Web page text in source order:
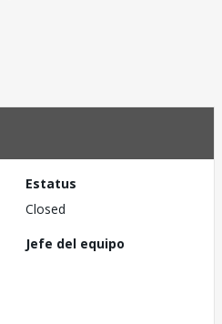
Estatus
Closed
Jefe del equipo